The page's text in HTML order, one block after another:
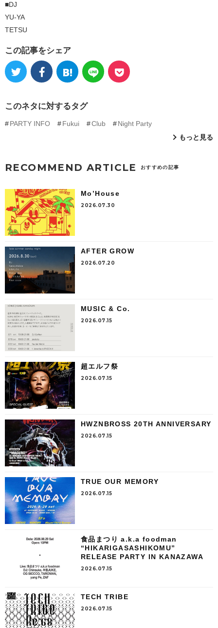
■DJ
YU-YA
TETSU
この記事をシェア
このネタに対するタグ
PARTY INFO Fukui Club
Night Party
もっと見る
RECOMMEND ARTICLE おすすめの記事
Mo’House
2026.07.30
AFTER GROW
2026.07.20
MUSIC & Co.
2026.07.15
超エルフ祭
2026.07.15
HWZNBROSS 20TH ANNIVERSARY
2026.07.15
TRUE OUR MEMORY
2026.07.15
食品まつり a.k.a foodman
“HIKARIGASASHIKOMU”
RELEASE PARTY IN KANAZAWA
2026.07.15
TECH TRIBE
2026.07.15